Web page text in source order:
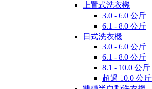
上置式洗衣機
3.0 - 6.0 公斤
6.1 - 8.0 公斤
日式洗衣機
3.0 - 6.0 公斤
6.1 - 8.0 公斤
8.1 - 10.0 公斤
超過 10.0 公斤